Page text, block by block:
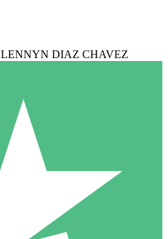
LENNYN DIAZ CHAVEZ